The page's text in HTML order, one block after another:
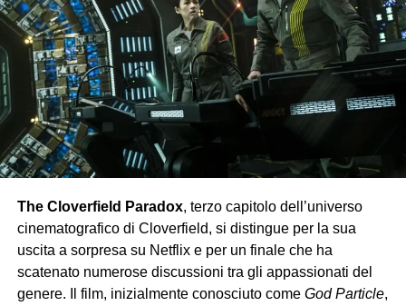
The Cloverfield Paradox, terzo capitolo dell’universo
cinematografico di Cloverfield, si distingue per la sua
uscita a sorpresa su Netflix e per un finale che ha
scatenato numerose discussioni tra gli appassionati del
genere. Il film, inizialmente conosciuto come God Particle,